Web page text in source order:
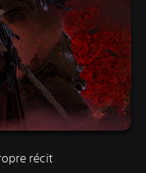
récit